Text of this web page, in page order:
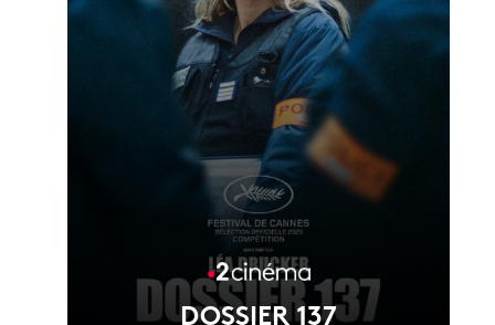
DOSSIER 137